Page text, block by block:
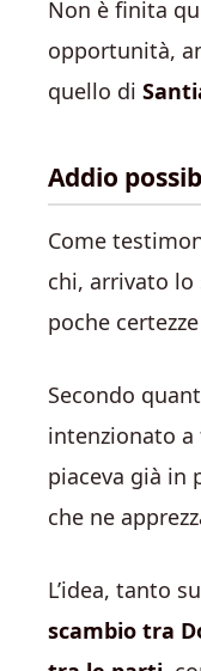
Non è finita
opportunità,
quello di
Addio
Come
chi, arrivato lo
poche
Secondo
intenzionato
piaceva già in
che ne
L’idea, tanto
scambio tra